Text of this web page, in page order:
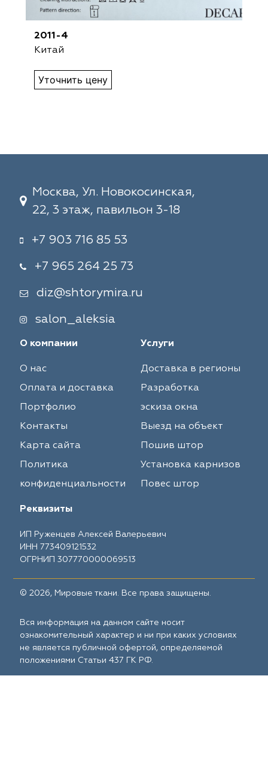
2011-4
Китай
Уточнить цену
Москва, Ул. Новокосинская,
22, 3 этаж, павильон 3-18
+7 903 716 85 53
+7 965 264 25 73
diz@shtorymira.ru
salon_aleksia
О компании
О нас
Оплата и доставка
Портфолио
Контакты
Карта сайта
Политика
конфиденциальности
Услуги
Доставка в регионы
Разработка
эскиза окна
Выезд на объект
Пошив штор
Установка карнизов
Повес штор
Реквизиты
ИП Руженцев Алексей Валерьевич
ИНН 773409121532
ОГРНИП 307770000069513
© 2026, Мировые ткани. Все права защищены.
Вся информация на данном сайте носит
ознакомительный характер и ни при каких условиях
не является публичной офертой, определяемой
положениями Статьи 437 ГК РФ.